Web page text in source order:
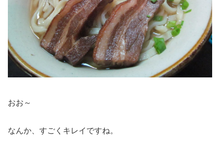
おお～
なんか、すごくキレイですね。